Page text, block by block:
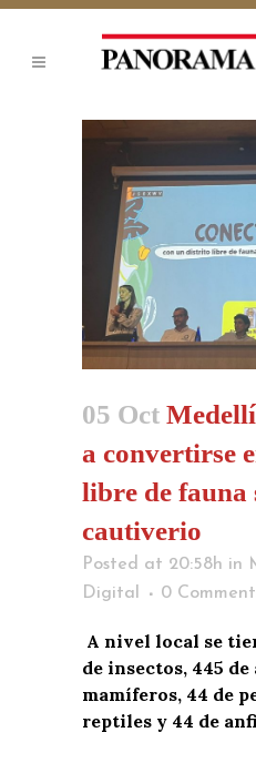
05 Oct
a convertirse
libre de fauna
cautiverio
Posted at 20:58h in
Digital
0
A nivel local se
de insectos, 445 de
mamíferos, 44 de
reptiles y 44 de